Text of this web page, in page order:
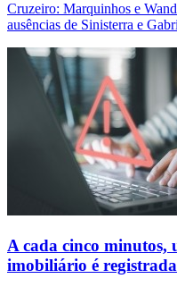
Cruzeiro: Marquinhos e
ausências de Sinisterra e
A cada cinco minutos,
imobiliário é